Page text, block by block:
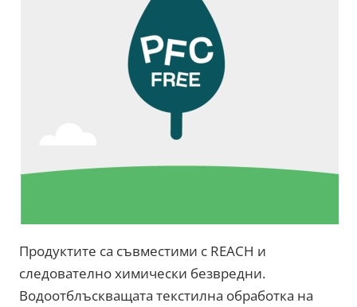
Продуктите са съвместими с REACH и
следователно химически безвредни.
Водоотблъскващата текстилна обработка на